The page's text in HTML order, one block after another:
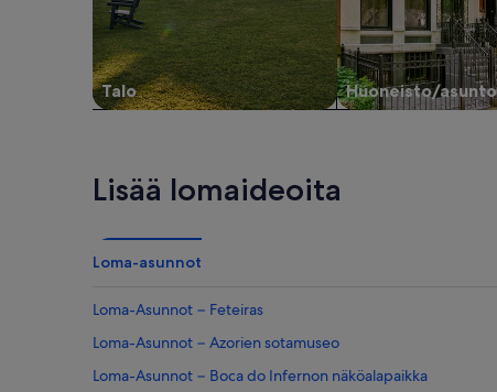
Talo Huoneisto/asunto
Lisää lomaideoita
Loma-asunnot
Loma-Asunnot − Feteiras
Loma-Asunnot − Azorien sotamuseo
Loma-Asunnot − Boca do Infernon näköalapaikka